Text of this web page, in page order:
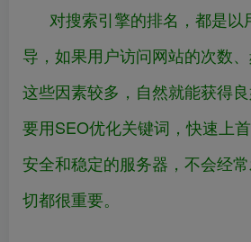
对搜索引擎的排名，都是以
导，如果用户访问网站的次数
这些因素较多，自然就能获得
要用SEO优化关键词，快速上
安全和稳定的服务器，不会经
切都很重要。